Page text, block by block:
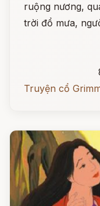
ruộng nương,
trời đổ mưa,
Truyện cổ